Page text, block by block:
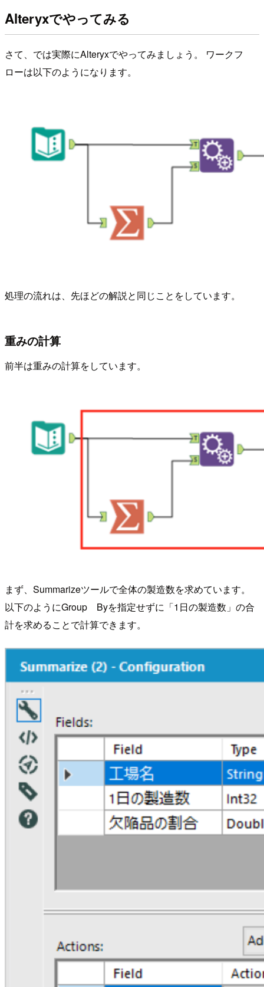
Alteryxでやってみる
さて、では実際にAlteryxでやってみましょう。 ワークフ
ローは以下のようになります。
処理の流れは、先ほどの解説と同じことをしています。
重みの計算
前半は重みの計算をしています。
まず、Summarizeツールで全体の製造数を求めています。
以下のようにGroup Byを指定せずに「1日の製造数」の合
計を求めることで計算できます。